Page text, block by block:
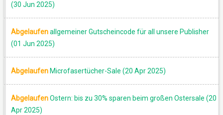
(30 Jun 2025)
Abgelaufenallgemeiner Gutscheincode für all unsere Publisher
(01 Jun 2025)
Abgelaufen Microfasertücher-Sale (20 Apr 2025)
AbgelaufenOstern: bis zu 30% sparen beim großen Ostersale (20
Apr 2025)